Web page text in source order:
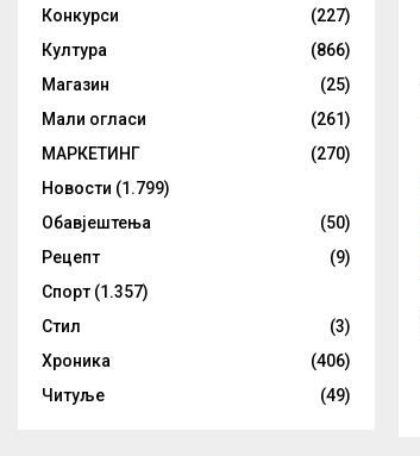
Конкурси
(227)
Култура
(866)
Магазин
(25)
Мали огласи
(261)
МАРКЕТИНГ
(270)
Новости (1.799)
Обавјештења
(50)
Рецепт
(9)
Спорт (1.357)
Стил
(3)
Хроника
(406)
Читуље
(49)